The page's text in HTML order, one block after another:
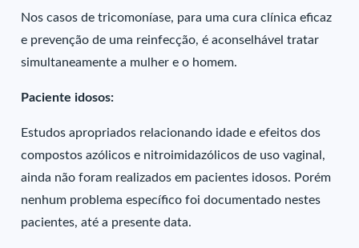
Nos casos de tricomoníase, para uma cura clínica eficaz
e prevenção de uma reinfecção, é aconselhável tratar
simultaneamente a mulher e o homem.
Paciente idosos:
Estudos apropriados relacionando idade e efeitos dos
compostos azólicos e nitroimidazólicos de uso vaginal,
ainda não foram realizados em pacientes idosos. Porém
nenhum problema específico foi documentado nestes
pacientes, até a presente data.